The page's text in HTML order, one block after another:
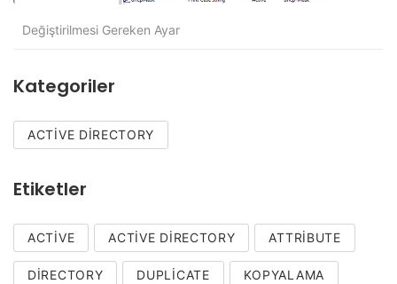
Değiştirilmesi Gereken Ayar
Kategoriler
ACTIVE DIRECTORY
Etiketler
ACTIVE ACTIVE DIRECTORY ATTRIBUTE
DIRECTORY DUPLICATE KOPYALAMA